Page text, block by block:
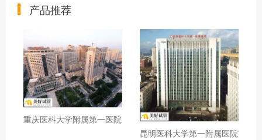
产品推荐
重庆医科大学附属第一医院
昆明医科大学第一附属医院